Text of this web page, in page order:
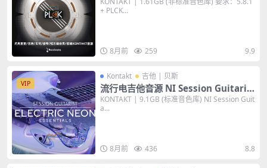
综合音源 音色库
+ PLCK...
8月前 259 9.9
VIP
Kontakt 吉他 | 贝斯
流行电吉他音源 NI Session Guitaris
t Electric Neon Essentials v1.0.0 K
ONTAKT 音色库
KONTAKT | 9.1GB (标准音色库) NI Session Guit
a...
8月前 436 8.8